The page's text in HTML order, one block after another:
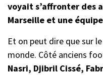
voyait s’affronter des
Marseille et une
Et on peut dire que sur
monde. Côté anciens
Nasri, Djibril Cissé,